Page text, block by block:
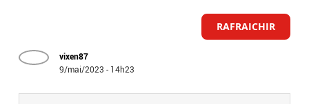
RAFRAICHIR
vixen87
9/mai/2023 - 14h23